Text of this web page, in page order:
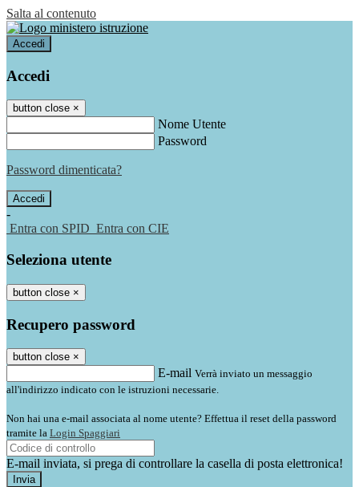
Salta al contenuto
Accedi
Accedi
button close ×
Nome Utente
Password
Password dimenticata?
-
Entra con SPID Entra con CIE
Seleziona utente
button close ×
Recupero password
button close ×
E-mail Verrà inviato un messaggio
all'indirizzo indicato con le istruzioni necessarie.
Non hai una e-mail associata al nome utente? Effettua il reset della password
tramite la Login Spaggiari
E-mail inviata, si prega di controllare la casella di posta elettronica!